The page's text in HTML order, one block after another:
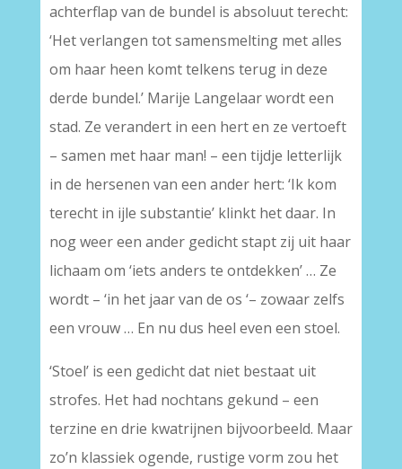
achterflap van de bundel is absoluut terecht:
‘Het verlangen tot samensmelting met alles
om haar heen komt telkens terug in deze
derde bundel.’ Marije Langelaar wordt een
stad. Ze verandert in een hert en ze vertoeft
– samen met haar man! – een tijdje letterlijk
in de hersenen van een ander hert: ‘Ik kom
terecht in ijle substantie’ klinkt het daar. In
nog weer een ander gedicht stapt zij uit haar
lichaam om ‘iets anders te ontdekken’ … Ze
wordt – ‘in het jaar van de os ‘– zowaar zelfs
een vrouw … En nu dus heel even een stoel.
‘Stoel’ is een gedicht dat niet bestaat uit
strofes. Het had nochtans gekund – een
terzine en drie kwatrijnen bijvoorbeeld. Maar
zo’n klassiek ogende, rustige vorm zou het